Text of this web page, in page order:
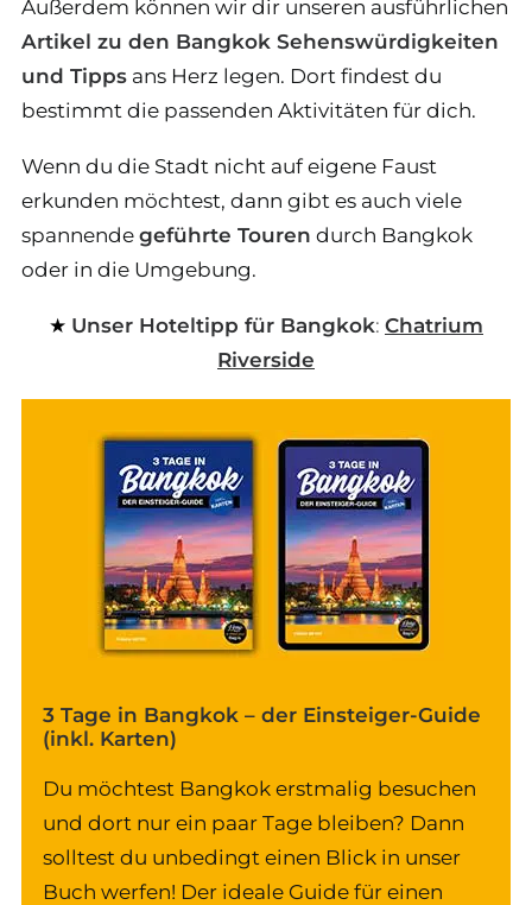
Außerdem können wir dir unseren ausführlichen
Artikel zu den Bangkok Sehenswürdigkeiten
und Tipps ans Herz legen. Dort findest du
bestimmt die passenden Aktivitäten für dich.
Wenn du die Stadt nicht auf eigene Faust
erkunden möchtest, dann gibt es auch viele
spannende geführte Touren durch Bangkok
oder in die Umgebung.
Unser Hoteltipp für Bangkok: Chatrium
Riverside
3 Tage in Bangkok – der Einsteiger-Guide
(inkl. Karten)
Du möchtest Bangkok erstmalig besuchen
und dort nur ein paar Tage bleiben? Dann
solltest du unbedingt einen Blick in unser
Buch werfen! Der ideale Guide für einen